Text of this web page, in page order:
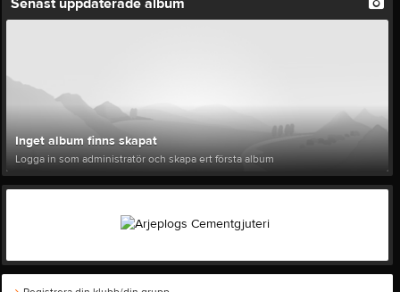
Inget album finns skapat
Logga in som administratör och skapa ert första album